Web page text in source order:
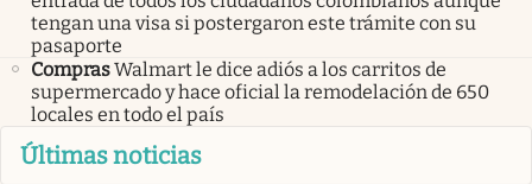
tengan una visa si postergaron este trámite con su
pasaporte
ComprasWalmart le dice adiós a los carritos de
supermercado y hace oficial la remodelación de 650
locales en todo el país
Últimas noticias